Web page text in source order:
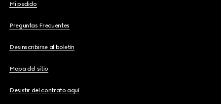
Mi pedido
Preguntas Frecuentes
Desinscribirse al boletín
Mapa del sitio
Desistir del contrato aquí